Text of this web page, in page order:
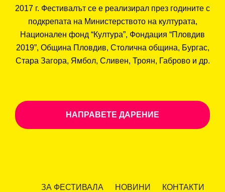
2017 г. Фестивалът се е реализирал през годините с
подкрепата на Министерството на културата,
Национален фонд “Култура”, Фондация “Пловдив
2019”, Община Пловдив, Столична община, Бургас,
Стара Загора, Ямбол, Сливен, Троян, Габрово и др.
НАПРАВЕТЕ ДАРЕНИЕ
ЗА ФЕСТИВАЛА НОВИНИ
КОНТАКТИ